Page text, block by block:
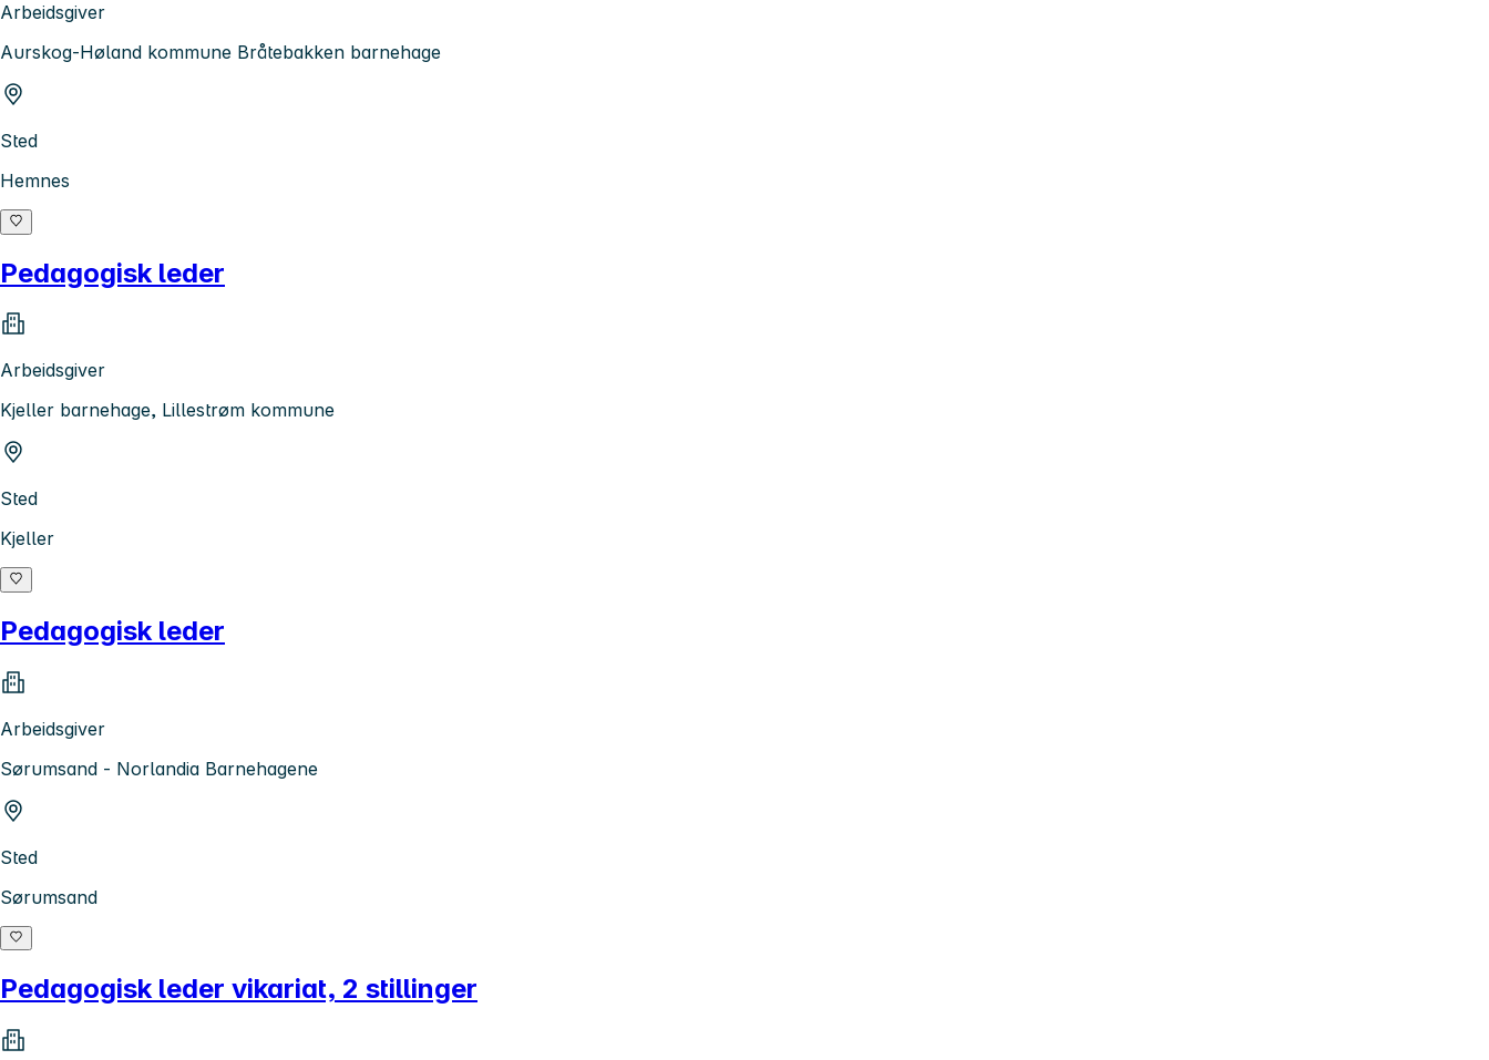
Arbeidsgiver
Aurskog-Høland kommune Bråtebakken barnehage
Sted
Hemnes
Pedagogisk leder
Arbeidsgiver
Kjeller barnehage, Lillestrøm kommune
Sted
Kjeller
Pedagogisk leder
Arbeidsgiver
Sørumsand - Norlandia Barnehagene
Sted
Sørumsand
Pedagogisk leder vikariat, 2 stillinger